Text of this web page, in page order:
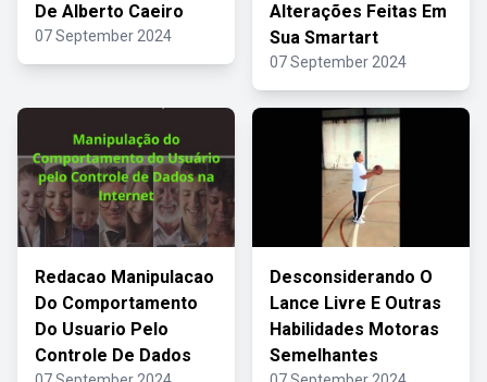
De Alberto Caeiro
07 September 2024
Alterações Feitas Em
Sua Smartart
07 September 2024
Redacao Manipulacao
Do Comportamento
Do Usuario Pelo
Controle De Dados
Desconsiderando O
Lance Livre E Outras
Habilidades Motoras
Semelhantes